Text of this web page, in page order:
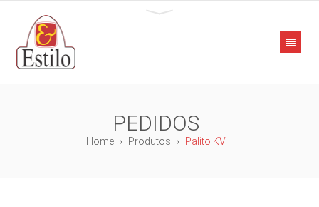
PEDIDOS
Home Produtos Palito KV